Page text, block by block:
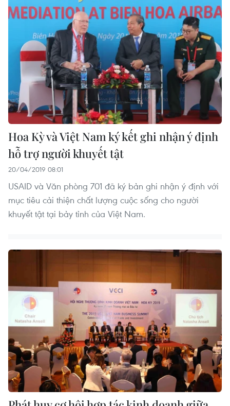
Hoa Kỳ và Việt Nam ký kết ghi nhận ý định
hỗ trợ người khuyết tật
20/04/2019 08:01
USAID và Văn phòng 701 đã ký bản ghi nhận ý định với
mục tiêu cải thiện chất lượng cuộc sống cho người
khuyết tật tại bảy tỉnh của Việt Nam.